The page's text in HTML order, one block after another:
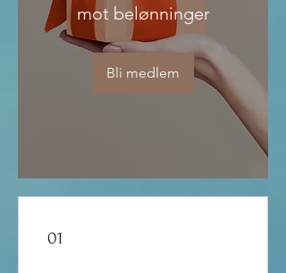
mot belønninger
Bli medlem
01